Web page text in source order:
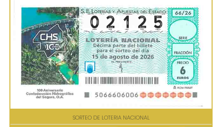
SORTEO DE LOTERIA NACIONAL